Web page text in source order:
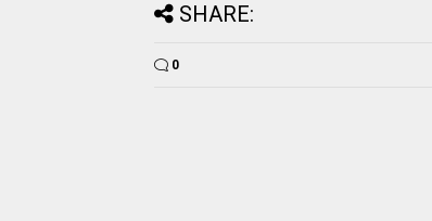
SHARE:
0